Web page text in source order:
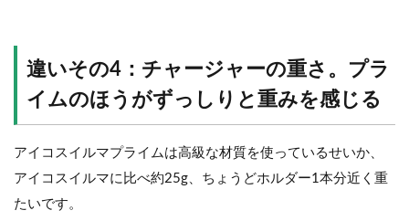
違いその4：チャージャーの重さ。プラ
イムのほうがずっしりと重みを感じる
アイコスイルマプライムは高級な材質を使っているせいか、
アイコスイルマに比べ約25g、ちょうどホルダー1本分近く重
たいです。